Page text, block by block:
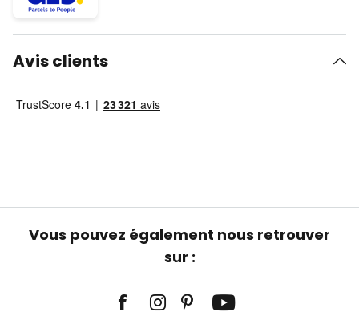
Avis clients
Vous pouvez également nous retrouver
sur :